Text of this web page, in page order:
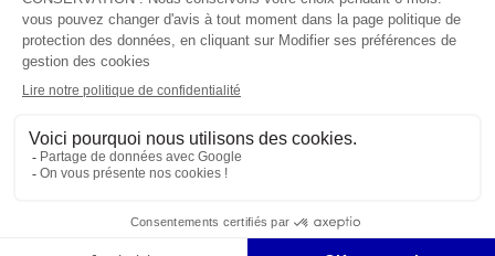
négociation salariale, et suivi après l’intégration. Cela garantit une
adéquation parfaite entre vos compétences et les besoins des
entreprises pour vous assurer un CDI pérenne.
Notre réseau d’entreprises partenaires à Toulouse nous permet
par les canaux de recrutement traditionnels. Cette position privilégiée
sur le marché toulousain fait d’Approach People un partenaire de choix
pour votre recherche d’emploi ou vos besoins en recrutement.